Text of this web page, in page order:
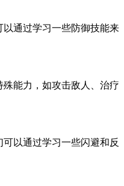
通过学习一些防御技能来
能力，如攻击敌人、治疗
以通过学习一些闪避和反